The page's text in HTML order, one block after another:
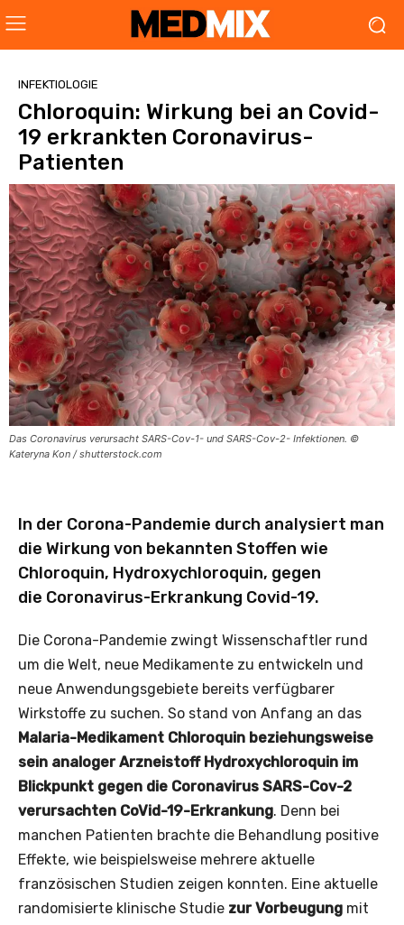
INFEKTIOLOGIE
Chloroquin: Wirkung bei an Covid-
19 erkrankten Coronavirus-
Patienten
Das Coronavirus verursacht SARS-Cov-1- und SARS-Cov-2- Infektionen. ©
Kateryna Kon / shutterstock.com
In der Corona-Pandemie durch analysiert man
die Wirkung von bekannten Stoffen wie
Chloroquin, Hydroxychloroquin, gegen
die Coronavirus-Erkrankung Covid-19.
Die Corona-Pandemie zwingt Wissenschaftler rund
um die Welt, neue Medikamente zu entwickeln und
neue Anwendungsgebiete bereits verfügbarer
Wirkstoffe zu suchen. So stand von Anfang an das
Malaria-Medikament Chloroquin beziehungsweise
sein analoger Arzneistoff Hydroxychloroquin im
Blickpunkt gegen die Coronavirus SARS-Cov-2
verursachten CoVid-19-Erkrankung. Denn bei
manchen Patienten brachte die Behandlung positive
Effekte, wie beispielsweise mehrere aktuelle
französischen Studien zeigen konnten. Eine aktuelle
randomisierte klinische Studie zur Vorbeugung mit